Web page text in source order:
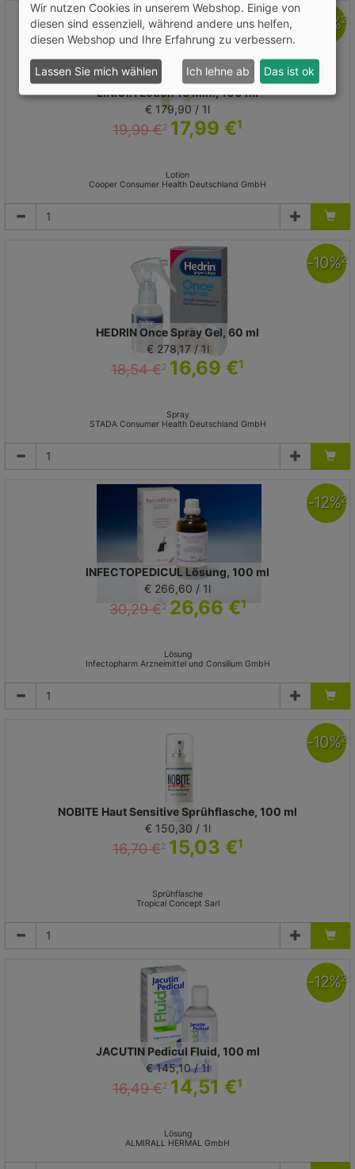
LINICIN Lotion 15 Min., 100 ml
€ 179,90 / 1l
19,99 €2 17,99 €1
Lotion
Cooper Consumer Health Deutschland GmbH
%2
HEDRIN Once Spray Gel, 60 ml
€ 278,17 / 1l
18,54 €2 16,69 €1
Spray
STADA Consumer Health Deutschland GmbH
-10%2
INFECTOPEDICUL Lösung, 100 ml
€ 266,60 / 1l
30,29 €2 26,66 €1
Lösung
Infectopharm Arzneimittel und Consilium GmbH
-12%2
NOBITE Haut Sensitive Sprühflasche, 100 ml
€ 150,30 / 1l
16,70 €2 15,03 €1
Sprühflasche
Tropical Concept Sarl
-10%2
JACUTIN Pedicul Fluid, 100 ml
€ 145,10 / 1l
16,49 €2 14,51 €1
Lösung
ALMIRALL HERMAL GmbH
-12%2
Wir nutzen Cookies in unserem Webshop. Einige von
diesen sind essenziell, während andere uns helfen,
diesen Webshop und Ihre Erfahrung zu verbessern.
Lassen Sie mich wählen Ich lehne ab Das ist ok